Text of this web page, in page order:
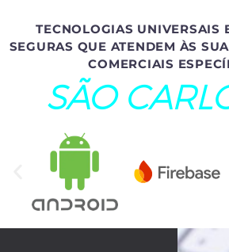
TECNOLOGIAS UNIVERSAIS
SEGURAS QUE ATENDEM ÀS
COMERCIAIS
SÃO